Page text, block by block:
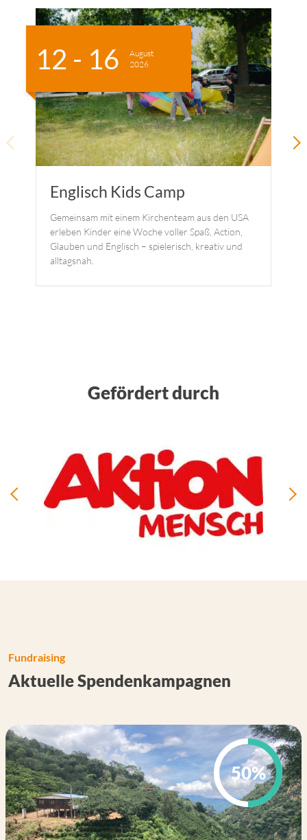
12 - 16
August
2026
Englisch Kids Camp
Gemeinsam mit einem Kirchenteam aus den USA
erleben Kinder eine Woche voller Spaß, Action,
Glauben und Englisch – spielerisch, kreativ und
alltagsnah.
Gefördert durch
Fundraising
Aktuelle Spendenkampagnen
50%